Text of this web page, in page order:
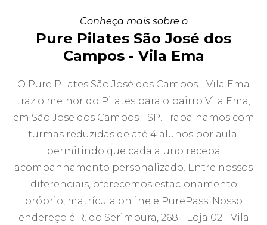
Conheça mais sobre o
Pure Pilates São José dos
Campos - Vila Ema
O Pure Pilates São José dos Campos - Vila Ema
traz o melhor do Pilates para o bairro Vila Ema,
em São Jose dos Campos - SP. Trabalhamos com
turmas reduzidas de até 4 alunos por aula,
permitindo que cada aluno receba
acompanhamento personalizado. Entre nossos
diferenciais, oferecemos estacionamento
próprio, matrícula online e PurePass. Nosso
endereço é R. do Serimbura, 268 - Loja 02 - Vila